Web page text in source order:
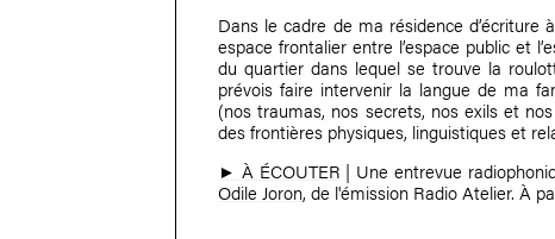
Dans le cadre de ma résidence
espace frontalier entre l’espace public et
du quartier dans lequel se trouve la
prévois faire intervenir la langue de ma
(nos traumas, nos secrets, nos exils et
des frontières physiques, linguistiques et
► À ÉCOUTER | Une entrevue
Odile Joron, de l'émission Radio Atelier. À